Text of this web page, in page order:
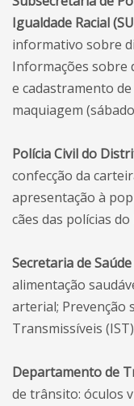
Igualdade Racial
informativo sobre
Informações sobre
e cadastramento
maquiagem
Polícia Civil do
confecção da
apresentação à
cães das polícias do
Secretaria de Saúde
alimentação
arterial; Prevenção
Transmissíveis
Departamento de
de trânsito: óculos